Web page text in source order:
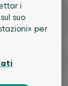
i
suo
per